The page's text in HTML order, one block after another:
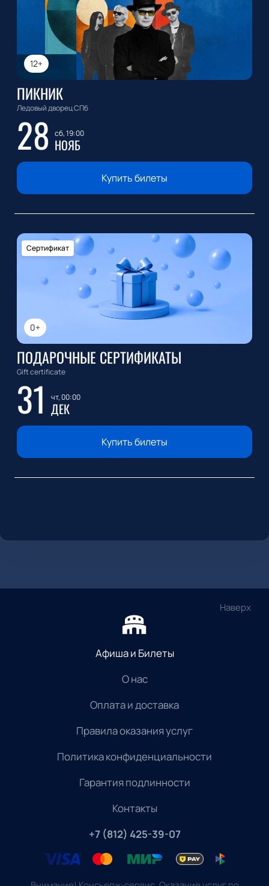
12+
ПИКНИК
Ледовый дворец СПб
28 сб, 19:00
НОЯБ
Купить билеты
0+
Сертификат
ПОДАРОЧНЫЕ СЕРТИФИКАТЫ
Gift certificate
31 чт, 00:00
ДЕК
Купить билеты
Наверх
Афиша и Билеты
О нас
Оплата и доставка
Правила оказания услуг
Политика конфиденциальности
Гарантия подлинности
Контакты
+7 (812) 425-39-07